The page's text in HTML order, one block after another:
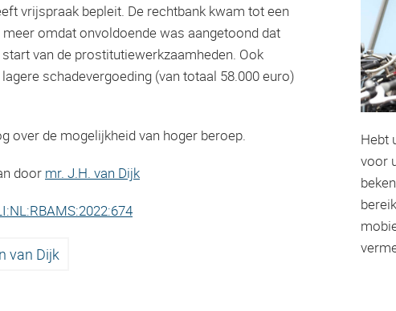
vrijspraak bepleit. De rechtbank kwam tot een
omdat onvoldoende was aangetoond dat
van de prostitutiewerkzaamheden. Ook
schadevergoeding (van totaal 58.000 euro)
over de mogelijkheid van hoger beroep.
door mr. J.H. van Dijk
van Dijk
Hebt
voor